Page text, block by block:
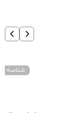
شناسه : 3043